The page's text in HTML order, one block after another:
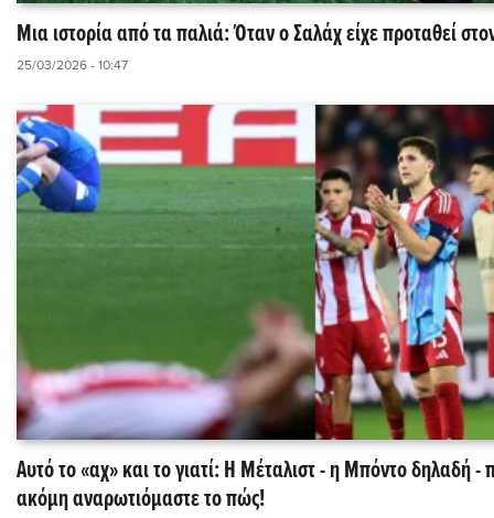
Μια ιστορία από τα παλιά: Όταν ο Σαλάχ είχε προταθεί
25/03/2026 - 10:47
Αυτό το «αχ» και το γιατί: Η Μέταλιστ - η Μπόντo δηλαδή -
ακόμη αναρωτιόμαστε το πώς!